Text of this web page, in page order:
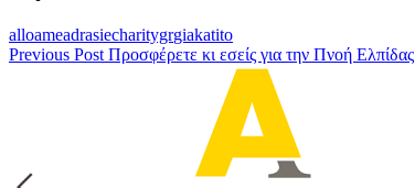
alloameadrasiecharitygrgiakatito
Previous Post Προσφέρετε κι εσείς για την Πνοή Ελπίδας